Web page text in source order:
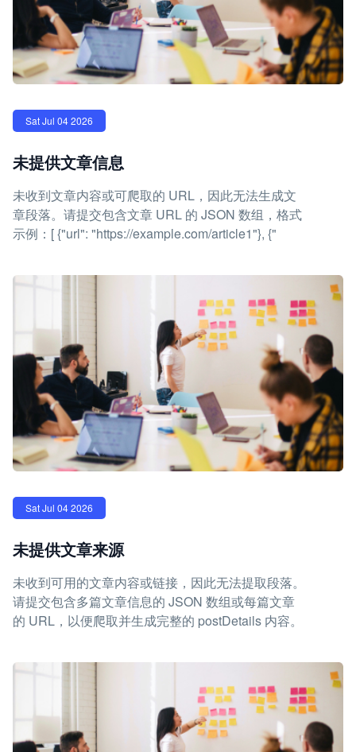
Sat Jul 04 2026
未提供文章信息
未收到文章内容或可爬取的 URL，因此无法生成文
章段落。请提交包含文章 URL 的 JSON 数组，格式
示例：[ {"url": "https://example.com/article1"}, {"
Sat Jul 04 2026
未提供文章来源
未收到可用的文章内容或链接，因此无法提取段落。
请提交包含多篇文章信息的 JSON 数组或每篇文章
的 URL，以便爬取并生成完整的 postDetails 内容。